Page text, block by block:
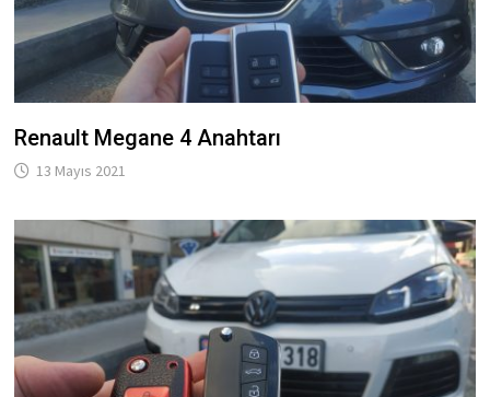
Renault Megane 4 Anahtarı
13 Mayıs 2021